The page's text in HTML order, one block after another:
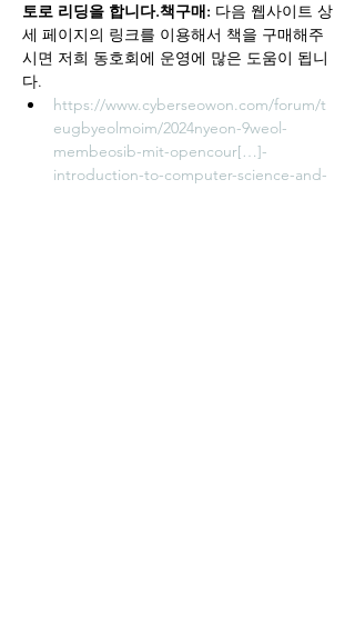
토로 리딩을 합니다.책구매: 다음 웹사이트 상
세 페이지의 링크를 이용해서 책을 구매해주
시면 저희 동호회에 운영에 많은 도움이 됩니
다.
https://www.cyberseowon.com/forum/t
eugbyeolmoim/2024nyeon-9weol-
membeosib-mit-opencour[…]-
introduction-to-computer-science-and-